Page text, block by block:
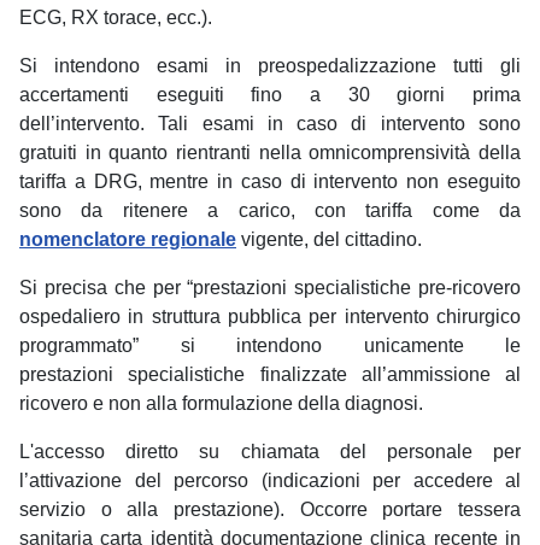
ECG, RX torace, ecc.).
Si intendono esami in preospedalizzazione tutti gli
accertamenti eseguiti fino a 30 giorni prima
dell’intervento. Tali esami in caso di intervento sono
gratuiti in quanto rientranti nella omnicomprensività della
tariffa a DRG, mentre in caso di intervento non eseguito
sono da ritenere a carico, con tariffa come da
nomenclatore regionale vigente, del cittadino.
Si precisa che per “prestazioni specialistiche pre-ricovero
ospedaliero in struttura pubblica per intervento chirurgico
programmato” si intendono unicamente le
prestazioni specialistiche finalizzate all’ammissione al
ricovero e non alla formulazione della diagnosi.
L'accesso diretto su chiamata del personale per
l’attivazione del percorso (indicazioni per accedere al
servizio o alla prestazione). Occorre portare tessera
sanitaria carta identità documentazione clinica recente in